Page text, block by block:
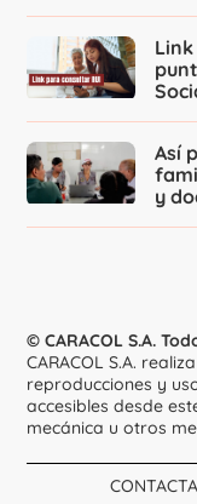
Así
y
© CARACOL S.A.
CARACOL S.A.
reproducciones y
accesibles desde
mecánica u otros
CONTACTA